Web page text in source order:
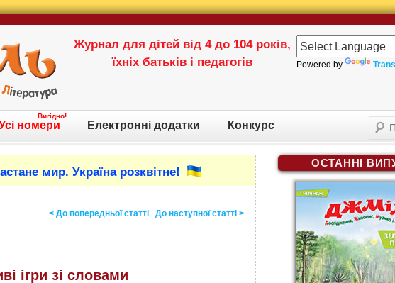
Powered by
Журнал для дітей від 4 до 104 років,
їхніх батьків і педагогів
номери
Вигідно!
Електронні додатки Конкурс
мир. Україна розквітне!
< До попередньої статті До наступної статті >
ігри зі словами
ОСТАННІ